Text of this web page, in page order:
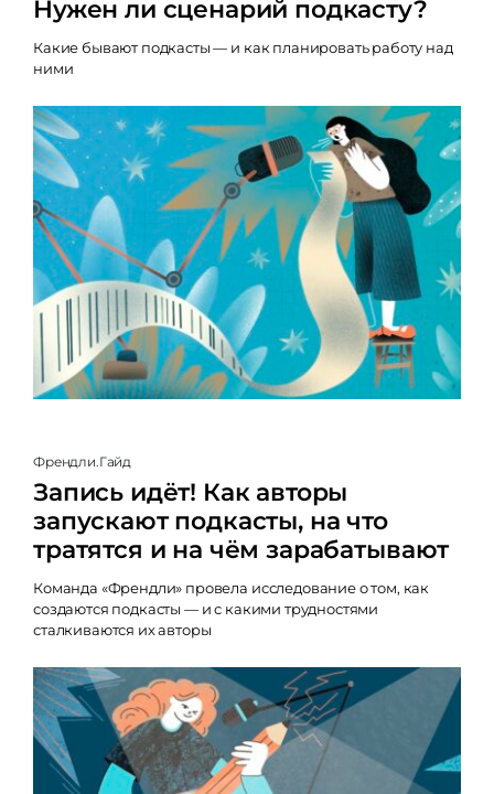
Нужен ли сценарий подкасту?
Какие бывают подкасты — и как планировать работу над
ними
Френдли.Гайд
Запись идёт! Как авторы
запускают подкасты, на что
тратятся и на чём зарабатывают
Команда «Френдли» провела исследование о том, как
создаются подкасты — и с какими трудностями
сталкиваются их авторы